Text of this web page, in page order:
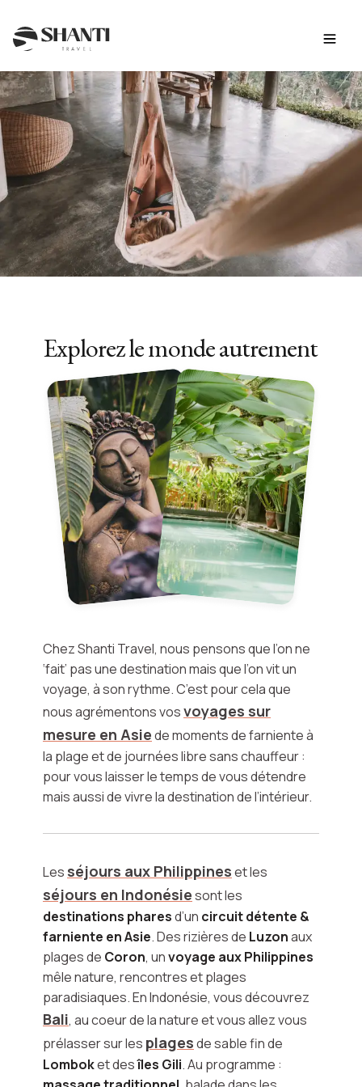
Détente et farniente
Découvrez nos voyages
Explorez le monde autrement
Chez Shanti Travel, nous pensons que l’on ne
‘fait’ pas une destination mais que l’on vit un
voyage, à son rythme. C’est pour cela que
nous agrémentons vosvoyages sur
mesure en Asiede moments de farniente à
la plage et de journées libre sans chauffeur :
pour vous laisser le temps de vous détendre
mais aussi de vivre la destination de l’intérieur.
Les séjours aux Philippineset les
séjours en Indonésiesont les
destinations pharesd’un circuit détente &
farniente en Asie . Des rizières de Luzonaux
plages de Coron, unvoyage aux Philippines
mêle nature, rencontres et plages
paradisiaques. En Indonésie, vous découvrez
Bali, au coeur de la nature et vous allez vous
prélasser sur les plagesde sable fin de
Lomboket desîles Gili . Au programme :